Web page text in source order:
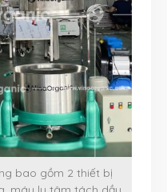
bao gồm 2 thiết bị